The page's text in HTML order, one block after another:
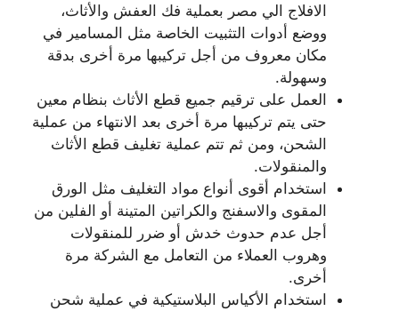
الافلاج الي مصر بعملية فك العفش والأثاث،
ووضع أدوات التثبيت الخاصة مثل المسامير في
مكان معروف من أجل تركيبها مرة أخرى بدقة
وسهولة.
العمل على ترقيم جميع قطع الأثاث بنظام معين
حتى يتم تركيبها مرة أخرى بعد الانتهاء من عملية
الشحن، ومن ثم تتم عملية تغليف قطع الأثاث
والمنقولات.
استخدام أقوى أنواع مواد التغليف مثل الورق
المقوى والاسفنج والكراتين المتينة أو الفلين من
أجل عدم حدوث خدش أو ضرر للمنقولات
وهروب العملاء من التعامل مع الشركة مرة
أخرى.
استخدام الأكياس البلاستيكية في عملية شحن